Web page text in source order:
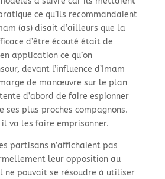
ce qu’ils recommandaient
(as) disait d’ailleurs que la
d’être écouté était de
application ce qu’on
devant l’influence d’Imam
de manœuvre sur le plan
d’abord de faire espionner
ses plus proches compagnons.
va les faire emprisonner.
partisans n’affichaient pas
leur opposition au
ne pouvait se résoudre à utiliser